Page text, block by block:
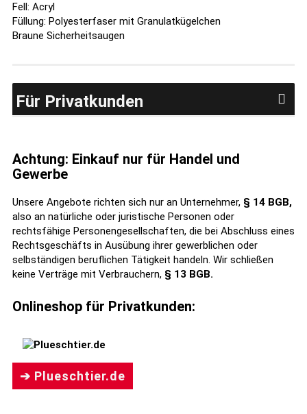
Fell: Acryl
Füllung: Polyesterfaser mit Granulatkügelchen
Braune Sicherheitsaugen
Für Privatkunden
Achtung: Einkauf nur für Handel und
Gewerbe
Unsere Angebote richten sich nur an Unternehmer, § 14 BGB,
also an natürliche oder juristische Personen oder
rechtsfähige Personengesellschaften, die bei Abschluss eines
Rechtsgeschäfts in Ausübung ihrer gewerblichen oder
selbständigen beruflichen Tätigkeit handeln. Wir schließen
keine Verträge mit Verbrauchern, § 13 BGB.
Onlineshop für Privatkunden:
➔ Plueschtier.de